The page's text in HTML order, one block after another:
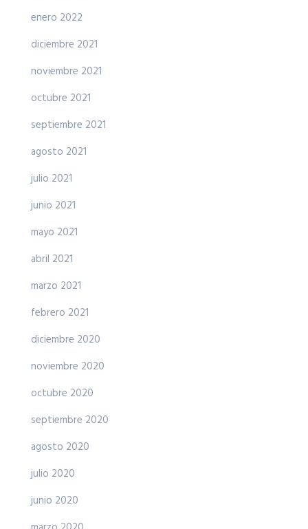
enero 2022
diciembre 2021
noviembre 2021
octubre 2021
septiembre 2021
agosto 2021
julio 2021
junio 2021
mayo 2021
abril 2021
marzo 2021
febrero 2021
diciembre 2020
noviembre 2020
octubre 2020
septiembre 2020
agosto 2020
julio 2020
junio 2020